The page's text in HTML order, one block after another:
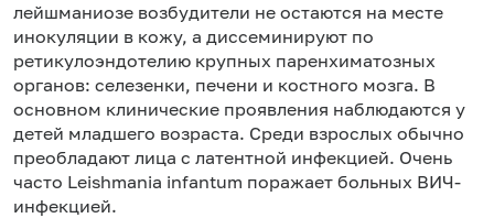
лейшманиозе возбудители не остаются на месте
инокуляции в кожу, а диссеминируют по
ретикулоэндотелию крупных паренхиматозных
органов: селезенки, печени и костного мозга. В
основном клинические проявления наблюдаются у
детей младшего возраста. Среди взрослых обычно
преобладают лица с латентной инфекцией. Очень
часто Leishmania infantum поражает больных ВИЧ-
инфекцией.